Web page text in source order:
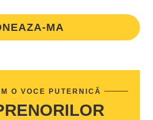
MA
O VOCE PUTERNICĂ